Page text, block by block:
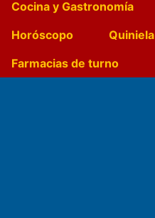
Cocina y Gastronomía
Horóscopo
Quiniela
Farmacias de turno